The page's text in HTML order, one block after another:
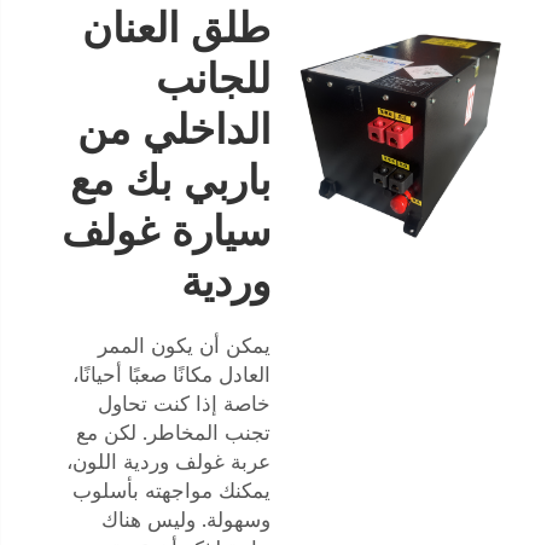
طلق العنان
للجانب
الداخلي من
باربي بك مع
سيارة غولف
وردية
يمكن أن يكون الممر
العادل مكانًا صعبًا أحيانًا،
خاصة إذا كنت تحاول
تجنب المخاطر. لكن مع
عربة غولف وردية اللون،
يمكنك مواجهته بأسلوب
وسهولة. وليس هناك